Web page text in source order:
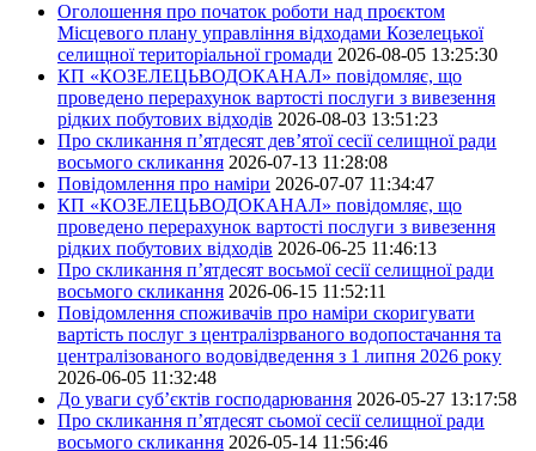
Оголошення про початок роботи над проєктом
Місцевого плану управління відходами Козелецької
селищної територіальної громади 2026-08-05 13:25:30
КП «КОЗЕЛЕЦЬВОДОКАНАЛ» повідомляє, що
проведено перерахунок вартості послуги з вивезення
рідких побутових відходів 2026-08-03 13:51:23
Про скликання п’ятдесят дев’ятої сесії селищної ради
восьмого скликання 2026-07-13 11:28:08
Повідомлення про наміри 2026-07-07 11:34:47
КП «КОЗЕЛЕЦЬВОДОКАНАЛ» повідомляє, що
проведено перерахунок вартості послуги з вивезення
рідких побутових відходів 2026-06-25 11:46:13
Про скликання п’ятдесят восьмої сесії селищної ради
восьмого скликання 2026-06-15 11:52:11
Повідомлення споживачів про наміри скоригувати
вартість послуг з централізрваного водопостачання та
централізованого водовідведення з 1 липня 2026 року
2026-06-05 11:32:48
До уваги суб’єктів господарювання 2026-05-27 13:17:58
Про скликання п’ятдесят сьомої сесії селищної ради
восьмого скликання 2026-05-14 11:56:46